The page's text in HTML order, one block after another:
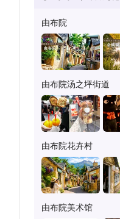
由布院
由布院汤之坪街道
由布院花卉村
由布院美术馆